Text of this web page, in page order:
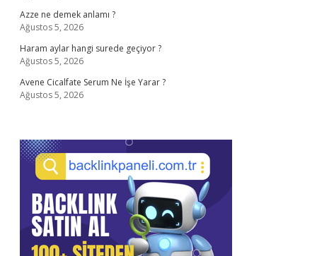
Azze ne demek anlamı ?
Ağustos 5, 2026
Haram aylar hangi surede geçiyor ?
Ağustos 5, 2026
Avene Cicalfate Serum Ne İşe Yarar ?
Ağustos 5, 2026